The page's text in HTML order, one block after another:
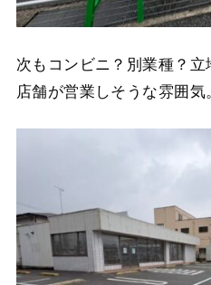
次もコンビニ？別業種？
店舗が営業しそうな雰囲気。